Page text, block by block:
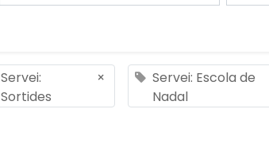
Servei:
Sortides
×
Servei: Escola de
Nadal